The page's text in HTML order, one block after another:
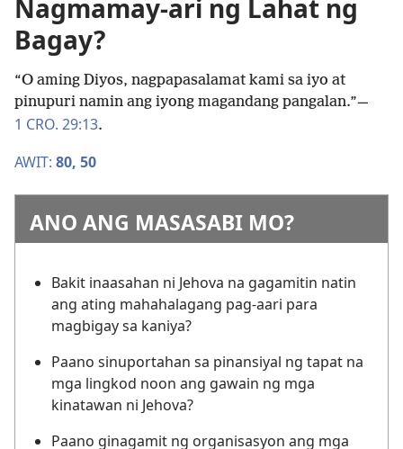
Nagmamay-ari ng Lahat ng
Bagay?
“O aming Diyos, nagpapasalamat kami sa iyo at
pinupuri namin ang iyong magandang pangalan.”—
1 CRO. 29:13.
AWIT: 80, 50
ANO ANG MASASABI MO?
Bakit inaasahan ni Jehova na gagamitin natin
ang ating mahahalagang pag-aari para
magbigay sa kaniya?
Paano sinuportahan sa pinansiyal ng tapat na
mga lingkod noon ang gawain ng mga
kinatawan ni Jehova?
Paano ginagamit ng organisasyon ang mga